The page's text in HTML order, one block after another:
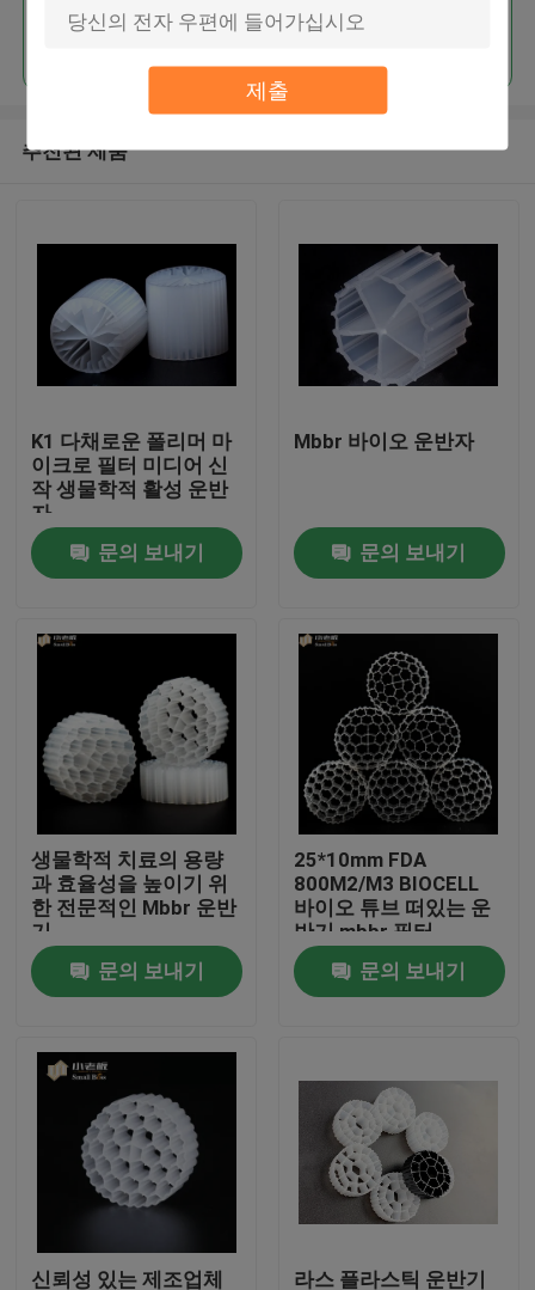
제출
회사 소개
품질 관리
문의하기
블로그
조회를 요청하다
MBBR 필터 미디어
MBBR 전기 매체
계속하다
추천된 제품
K1 다채로운 폴리머 마
이크로 필터 미디어 신
작 생물학적 활성 운반
자
문의 보내기
Mbbr 바이오 운반자
문의 보내기
생물학적 치료의 용량
과 효율성을 높이기 위
한 전문적인 Mbbr 운반
기
문의 보내기
25*10mm FDA
800M2/M3 BIOCELL
바이오 튜브 떠있는 운
반기 mbbr 필터
문의 보내기
신뢰성 있는 제조업체 라스 플라스틱 운반기